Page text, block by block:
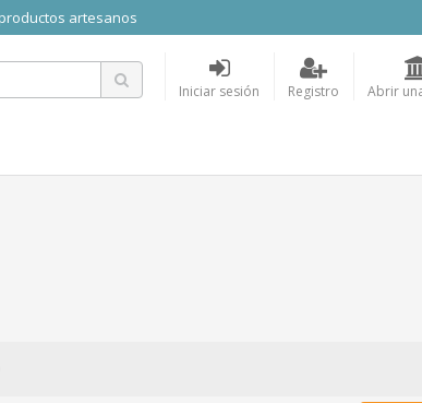
artesanos
Iniciar sesión Registro Abrir